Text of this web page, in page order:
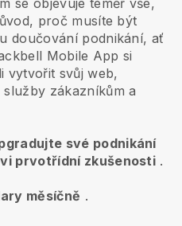
se objevuje téměř vše,
proč musíte být
doučování podnikání, ať
Mobile App si
vytvořit svůj web,
zákazníkům a
své podnikání
prvotřídní zkušenosti .
měsíčně .